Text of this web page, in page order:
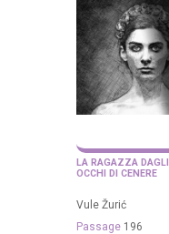
LA RAGAZZA DAGLI
OCCHI DI CENERE
Vule Žurić
Passage 196